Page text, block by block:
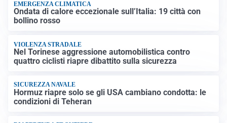
EMERGENZA CLIMATICA
Ondata di calore eccezionale sull’Italia: 19 città con
bollino rosso
VIOLENZA STRADALE
Nel Torinese aggressione automobilistica contro
quattro ciclisti riapre dibattito sulla sicurezza
SICUREZZA NAVALE
Hormuz riapre solo se gli USA cambiano condotta: le
condizioni di Teheran